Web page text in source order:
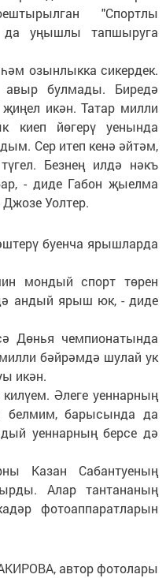
"Спортлы
да уңышлы тапшыруга
озынлыкка сикердек.
булмады. Биредә
икән. Татар милли
киеп йөгерү уенында
Сер итеп кенә әйтәм,
Безнең илдә нәкъ
- диде Габон җыелма
Уолтер.
буенча ярышларда
мондый спорт төрен
андый ярыш юк, - диде
Дөнья чемпионатында
бәйрәмдә шулай ук
икән.
Әлеге уеннарның
белмим, барысында да
уеннарның берсе дә
Казан Сабантуеның
Алар тантананың
фотоаппаратларын
автор фотолары